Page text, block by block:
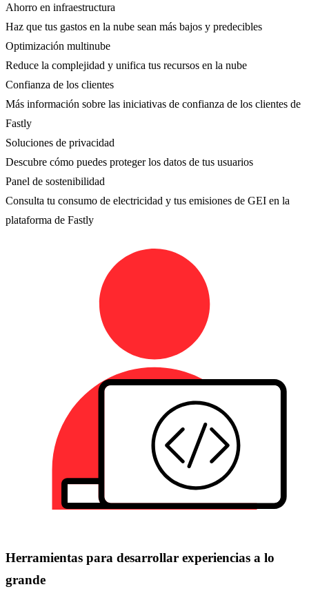
Ahorro en infraestructura
Haz que tus gastos en la nube sean más bajos y predecibles
Optimización multinube
Reduce la complejidad y unifica tus recursos en la nube
Confianza de los clientes
Más información sobre las iniciativas de confianza de los clientes de
Fastly
Soluciones de privacidad
Descubre cómo puedes proteger los datos de tus usuarios
Panel de sostenibilidad
Consulta tu consumo de electricidad y tus emisiones de GEI en la
plataforma de Fastly
Herramientas para desarrollar experiencias a lo
grande